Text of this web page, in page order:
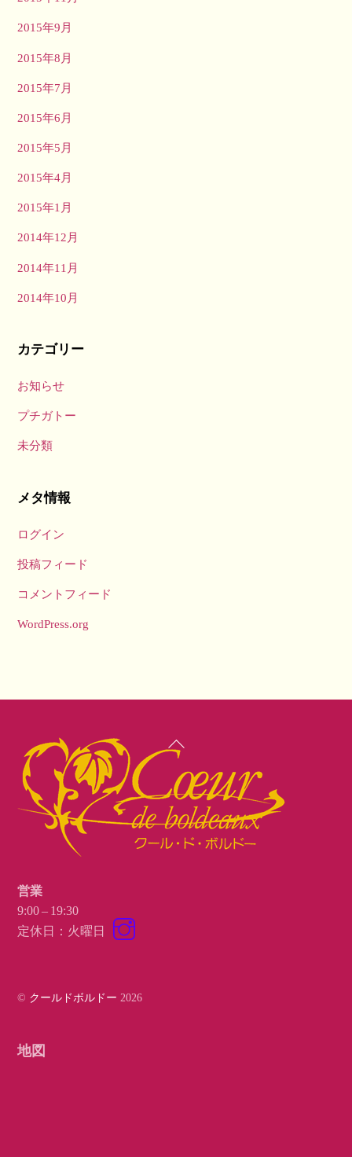
2015年9月
2015年8月
2015年7月
2015年6月
2015年5月
2015年4月
2015年1月
2014年12月
2014年11月
2014年10月
カテゴリー
お知らせ
プチガトー
未分類
メタ情報
ログイン
投稿フィード
コメントフィード
WordPress.org
Back
To
Top
営業
9:00 – 19:30
定休日：火曜日
© クールドボルドー 2026
地図